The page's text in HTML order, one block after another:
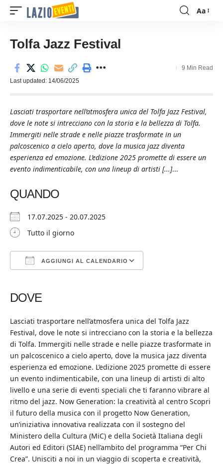
Font
Aa
Tolfa Jazz Festival
Last updated: 14/06/2025
9 Min Read
Lasciati trasportare nell’atmosfera unica del Tolfa Jazz Festival,
dove le note si intrecciano con la storia e la bellezza di Tolfa.
Immergiti nelle strade e nelle piazze trasformate in un
palcoscenico a cielo aperto, dove la musica jazz diventa
esperienza ed emozione. L’edizione 2025 promette di essere un
evento indimenticabile, con una lineup di artisti [...]...
QUANDO
17.07.2025 - 20.07.2025
Tutto il giorno
AGGIUNGI AL CALENDARIO
DOVE
Lasciati trasportare nell’atmosfera unica del Tolfa Jazz
Festival, dove le note si intrecciano con la storia e la bellezza
di Tolfa. Immergiti nelle strade e nelle piazze trasformate in
un palcoscenico a cielo aperto, dove la musica jazz diventa
esperienza ed emozione. L’edizione 2025 promette di essere
un evento indimenticabile, con una lineup di artisti di alto
livello e una serie di eventi speciali che ti faranno vibrare al
ritmo del jazz. Now Generation: la creatività al centro Scopri
il futuro della musica con il progetto Now Generation,
un’iniziativa innovativa realizzata con il sostegno del
Ministero della Cultura (MiC) e della Società Italiana degli
Autori ed Editori (SIAE) nell’ambito del programma “Per Chi
Crea”. Unisciti a noi in un viaggio di scoperta e creatività,